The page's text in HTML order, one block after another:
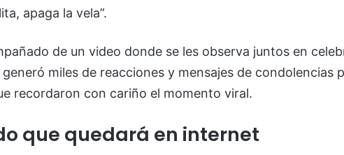
apaga la vela”.
de un video donde se les observa juntos en
miles de reacciones y mensajes de condolencias
recordaron con cariño el momento viral.
que quedará en internet